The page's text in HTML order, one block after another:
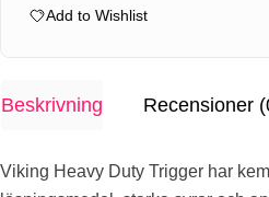
Trigger
Add to Wishlist
Beskrivning Recensioner
Viking Heavy Duty Trigger har